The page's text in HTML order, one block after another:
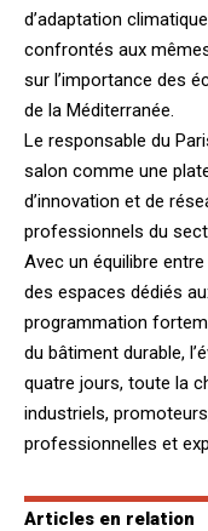
d’adaptation
confrontés aux
sur l’importance des
de la Méditerranée.
Le responsable du
salon comme une
d’innovation et de
professionnels du
Avec un équilibre
des espaces dédiés
programmation
du bâtiment durable,
quatre jours, toute la
industriels,
professionnelles et
Articles en relation